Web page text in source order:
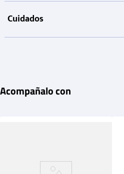
Cuidados
Acompañalo con